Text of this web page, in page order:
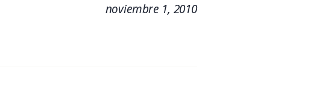
noviembre 1, 2010